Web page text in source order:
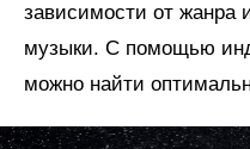
зависимости от жанра
музыки. С помощью
можно найти